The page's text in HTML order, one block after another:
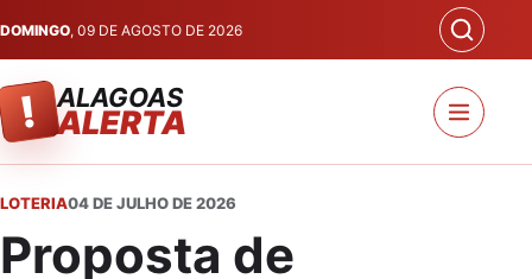
DOMINGO, 09 DE AGOSTO DE 2026
! ALAGOAS
ALERTA
LOTERIA04 DE JULHO DE 2026
Proposta de